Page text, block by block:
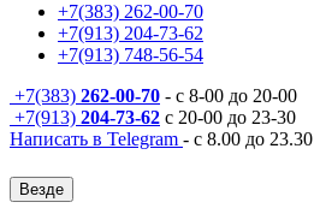
+7(383) 262-00-70
+7(913) 204-73-62
+7(913) 748-56-54
+7(383) 262-00-70 - с 8-00 до 20-00
+7(913) 204-73-62 с 20-00 до 23-30
Написать в Telegram - с 8.00 до 23.30
Везде